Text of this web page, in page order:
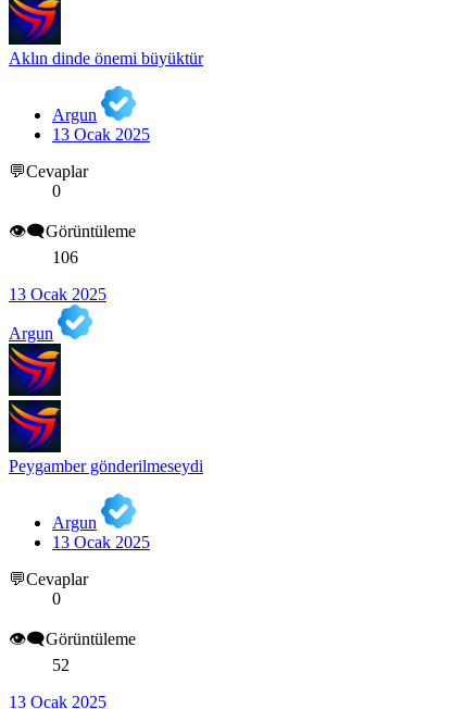
Aklın dinde önemi büyüktür
Argun
13 Ocak 2025
💬Cevaplar
0
👁️‍🗨️Görüntüleme
106
13 Ocak 2025
Argun
Peygamber gönderilmeseydi
Argun
13 Ocak 2025
💬Cevaplar
0
👁️‍🗨️Görüntüleme
52
13 Ocak 2025